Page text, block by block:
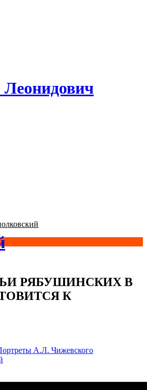
Леонидович
РЯБУШИНСКИХ В
К
А.Л. Чижевского